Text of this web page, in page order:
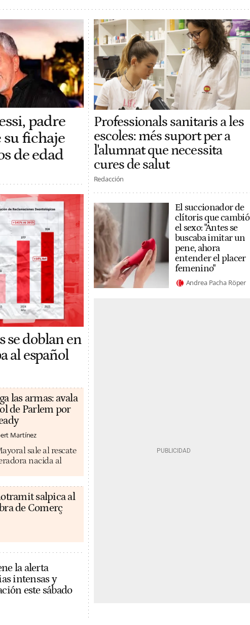
padre
su fichaje
de edad
se doblan en
al español
las armas: avala
de Parlem por
Martínez
sale al rescate
nacida al
salpica al
de Comerç
la alerta
intensas y
este sábado
Professionals sanitaris a les
escoles: més suport per a
l'alumnat que necessita
cures de salut
Redacción
El succionador de
clítoris que cambió
el sexo: "Antes se
buscaba imitar un
pene, ahora
entender el placer
femenino"
Andrea Pacha Röper